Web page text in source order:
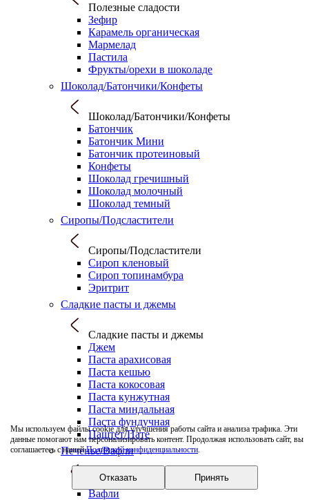
Мы используем файлы cookie для улучшения работы сайта и анализа трафика. Эти
данные помогают нам персонализировать контент. Продолжая использовать сайт, вы
соглашаетесь с нашейПолитикой конфиденциальности.
Отказать Принять
Полезные сладости
Зефир
Карамель органическая
Мармелад
Пастила
Фрукты/орехи в шоколаде
Шоколад/Батончики/Конфеты
Шоколад/Батончики/Конфеты
Батончик
Батончик Мини
Батончик протеиновый
Конфеты
Шоколад гречишный
Шоколад молочный
Шоколад темный
Сиропы/Подсластители
Сиропы/Подсластители
Сироп кленовый
Сироп топинамбура
Эритрит
Сладкие пасты и джемы
Сладкие пасты и джемы
Джем
Паста арахисовая
Паста кешью
Паста кокосовая
Паста кунжутная
Паста миндальная
Паста фундучная
Паштет/Пате
Печенье/Вафли
Печенье/Вафли
Вафли